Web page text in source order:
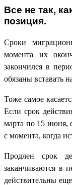
Все не так,
позиция.
Сроки
момента их
закончился в
обязаны вставать
Тоже самое
Если срок
марта по 15 июня,
с момента, когда
Продлен срок
заканчиваются в
действительны